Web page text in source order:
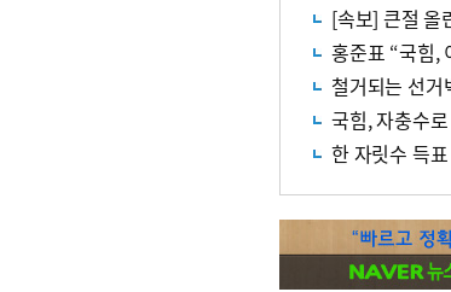
[속보] 큰절 올
홍준표 “국힘,
철거되는 선거
국힘, 자충수
한 자릿수 득